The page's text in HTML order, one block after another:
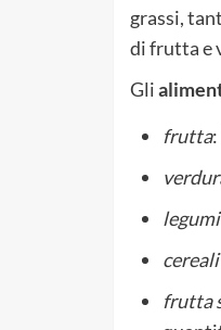
grassi,
di frutta e
Gli
frutta:
legumi
frutta